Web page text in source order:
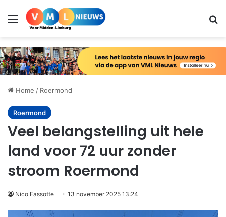
Menu
Home / Roermond
Roermond
Veel belangstelling uit hele
land voor 72 uur zonder
stroom Roermond
Nico Fassotte 13 november 2025 13:24